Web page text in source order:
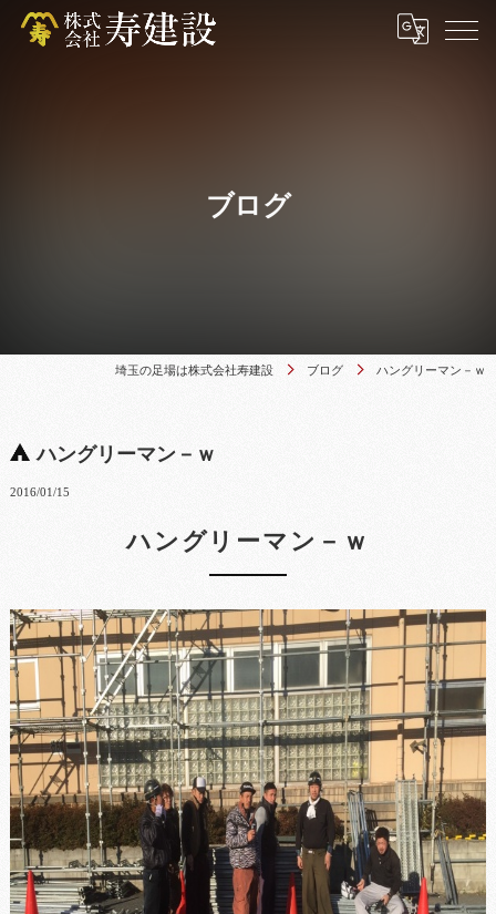
ブログ
埼玉の足場は株式会社寿建設 ブログ ハングリーマン－ｗ
ハングリーマン－ｗ
2016/01/15
ハングリーマン－ｗ